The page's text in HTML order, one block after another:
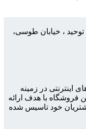
توحید ، خیابان طوسی،
اینترنتی در زمینه
فروشگاه با هدف ارائه
خود تاسیس شده